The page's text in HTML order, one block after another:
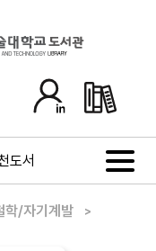
도서
학/자기계발